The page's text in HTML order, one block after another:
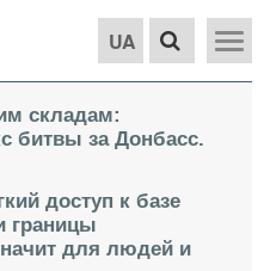
UA
складам:
битвы за Донбасс.
доступ к базе
границы
для людей и